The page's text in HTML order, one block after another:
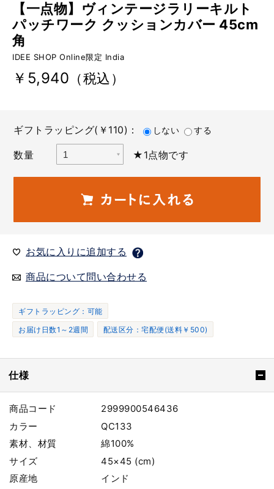
【一点物】ヴィンテージラリーキルト
パッチワーク クッションカバー 45cm
角
IDEE SHOP Online限定 India
￥5,940 （税込）
ギフトラッピング(￥110)： しない する
数量 ★1点物です
お気に入りに追加する
商品について問い合わせる
ギフトラッピング：可能
お届け日数1～2週間
配送区分：宅配便(送料￥500)
仕様
商品コード
2999900546436
カラー
QC133
素材、材質
綿100%
サイズ
45×45 (cm)
原産地
インド